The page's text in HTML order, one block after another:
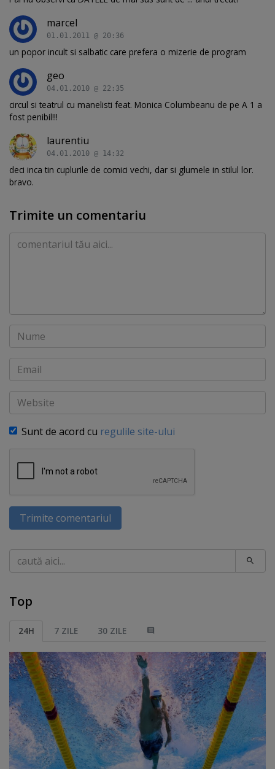
marcel
01.01.2011 @ 20:36
un popor incult si salbatic care prefera o mizerie de program
geo
04.01.2010 @ 22:35
circul si teatrul cu manelisti feat. Monica Columbeanu de pe A 1 a
fost penibil!!!
laurentiu
04.01.2010 @ 14:32
deci inca tin cuplurile de comici vechi, dar si glumele in stilul lor.
bravo.
Trimite un comentariu
Comentariu
Nume
Email
Website
Sunt de acord cu regulile site-ului
Trimite comentariul
Caută
Top
24H 7 ZILE 30 ZILE